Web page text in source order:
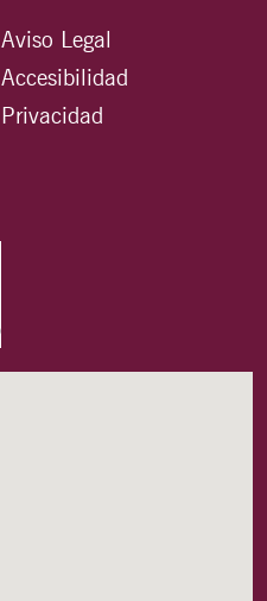
Aviso Legal
Accesibilidad
Privacidad